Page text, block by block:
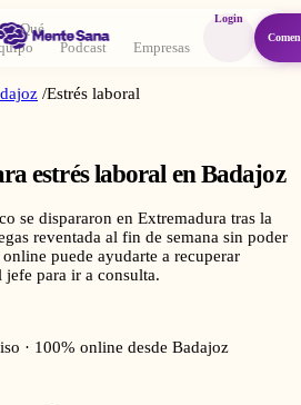
Qué
Podcast Empresas
Login
/Estrés laboral
estrés laboral en Badajoz
se dispararon en Extremadura tras la
reventada al fin de semana sin poder
puede ayudarte a recuperar
para ir a consulta.
· 100% online desde Badajoz